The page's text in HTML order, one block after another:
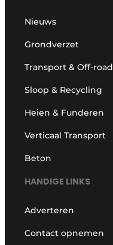
Nieuws
Grondverzet
Transport & Off-road
Sloop & Recycling
Heien & Funderen
Verticaal Transport
Beton
HANDIGE LINKS
Adverteren
Contact opnemen